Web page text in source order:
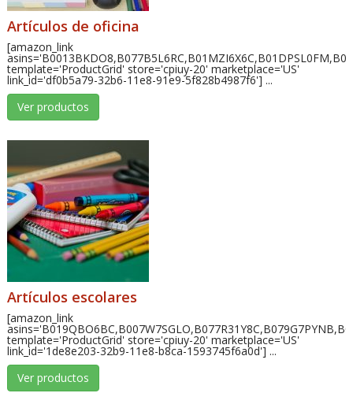
Artículos de oficina
[amazon_link
template='ProductGrid' store='cpiuy-20' marketplace='US'
link_id='df0b5a79-32b6-11e8-91e9-5f828b4987f6'] ...
Ver productos
Artículos escolares
[amazon_link
template='ProductGrid' store='cpiuy-20' marketplace='US'
link_id='1de8e203-32b9-11e8-b8ca-1593745f6a0d'] ...
Ver productos